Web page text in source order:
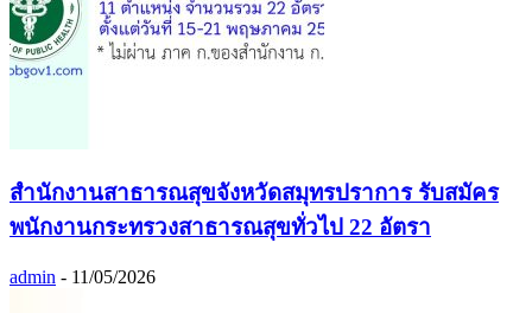
สำนักงานสาธารณสุขจังหวัดสมุทรปราการ รับสมัคร
พนักงานกระทรวงสาธารณสุขทั่วไป 22 อัตรา
admin - 11/05/2026